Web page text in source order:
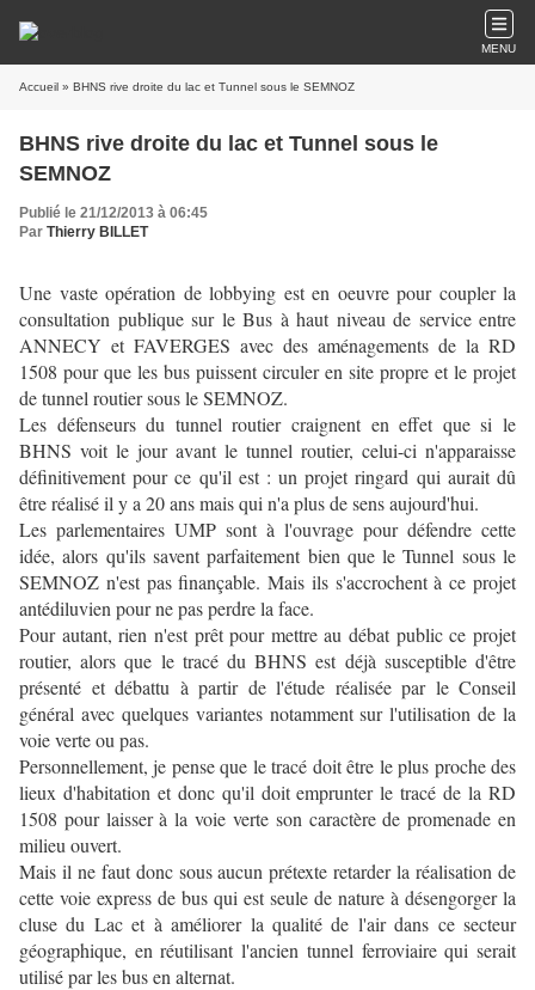
MENU
Accueil » BHNS rive droite du lac et Tunnel sous le SEMNOZ
BHNS rive droite du lac et Tunnel sous le
SEMNOZ
Publié le 21/12/2013 à 06:45
Par Thierry BILLET
Une vaste opération de lobbying est en oeuvre pour coupler la
consultation publique sur le Bus à haut niveau de service entre
ANNECY et FAVERGES avec des aménagements de la RD
1508 pour que les bus puissent circuler en site propre et le projet
de tunnel routier sous le SEMNOZ.
Les défenseurs du tunnel routier craignent en effet que si le
BHNS voit le jour avant le tunnel routier, celui-ci n'apparaisse
définitivement pour ce qu'il est : un projet ringard qui aurait dû
être réalisé il y a 20 ans mais qui n'a plus de sens aujourd'hui.
Les parlementaires UMP sont à l'ouvrage pour défendre cette
idée, alors qu'ils savent parfaitement bien que le Tunnel sous le
SEMNOZ n'est pas finançable. Mais ils s'accrochent à ce projet
antédiluvien pour ne pas perdre la face.
Pour autant, rien n'est prêt pour mettre au débat public ce projet
routier, alors que le tracé du BHNS est déjà susceptible d'être
présenté et débattu à partir de l'étude réalisée par le Conseil
général avec quelques variantes notamment sur l'utilisation de la
voie verte ou pas.
Personnellement, je pense que le tracé doit être le plus proche des
lieux d'habitation et donc qu'il doit emprunter le tracé de la RD
1508 pour laisser à la voie verte son caractère de promenade en
milieu ouvert.
Mais il ne faut donc sous aucun prétexte retarder la réalisation de
cette voie express de bus qui est seule de nature à désengorger la
cluse du Lac et à améliorer la qualité de l'air dans ce secteur
géographique, en réutilisant l'ancien tunnel ferroviaire qui serait
utilisé par les bus en alternat.